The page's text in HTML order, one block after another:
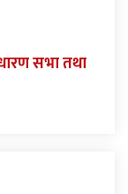
सभा तथा